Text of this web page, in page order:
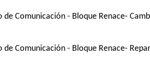
Comunicación - Bloque Renace-
Comunicación - Bloque Renace-